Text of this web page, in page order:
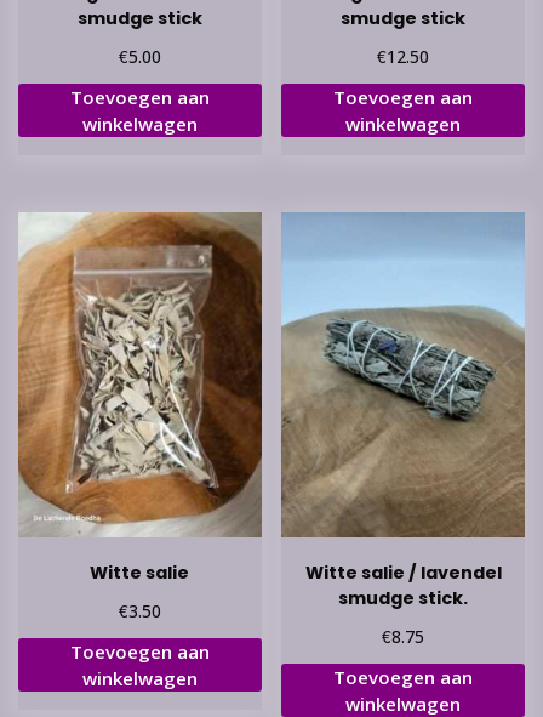
smudge stick
€5.00
Toevoegen aan
winkelwagen
smudge stick
€12.50
Toevoegen aan
winkelwagen
Witte salie
€3.50
Toevoegen aan
winkelwagen
Witte salie / lavendel
smudge stick.
€8.75
Toevoegen aan
winkelwagen